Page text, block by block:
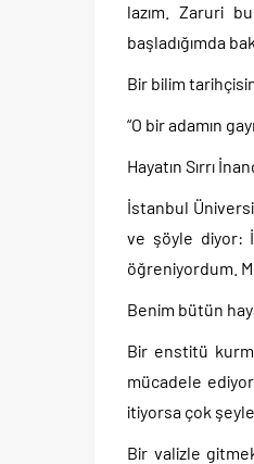
lazım. Zaruri
başladığımda
Bir bilim
“O bir adamın
Hayatın Sırrı
İstanbul
ve şöyle diyor:
öğreniyordum.
Benim bütün
Bir enstitü
mücadele
itiyorsa çok
Bir valizle